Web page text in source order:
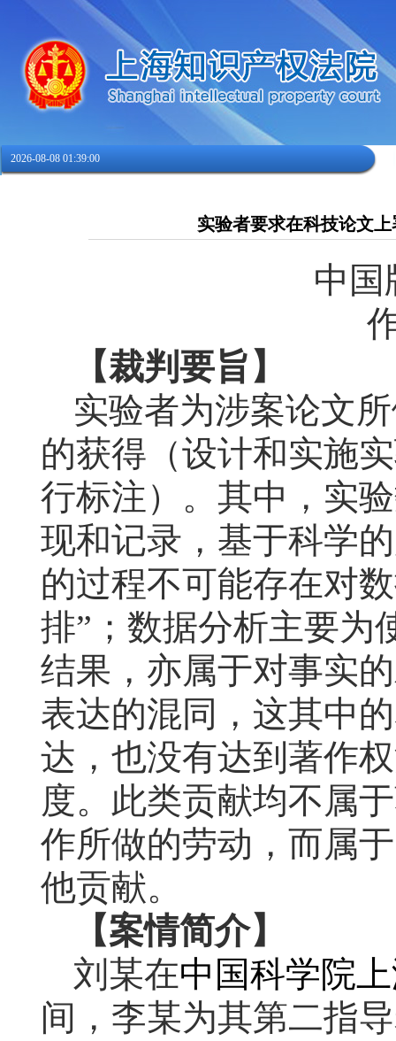
2026-08-08 01:39:01
实验者要求在科技论文
中国
【裁判要旨】
实验者为涉案论文
的获得（设计和实施
行标注）。其中，实
现和记录，基于科学
的过程不可能存在对
排”；数据分析主要为
结果，亦属于对事实
表达的混同，这其中
达，也没有达到著作
度。此类贡献均不属
作所做的劳动，而属
他贡献。
【案情简介】
刘某在中国科学院
间，李某为其第二指